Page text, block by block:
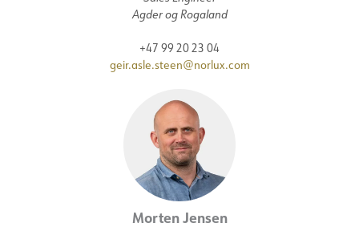
Agder og Rogaland
+47 99 20 23 04
geir.asle.steen@norlux.com
Morten Jensen